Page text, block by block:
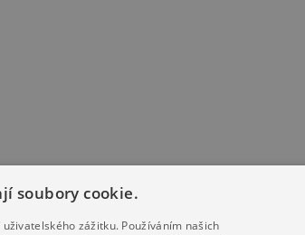
soubory cookie.
zážitku. Používáním našich